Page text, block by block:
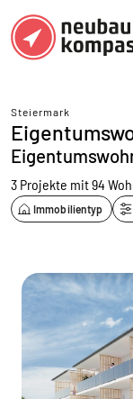
Steiermark
3 Projekte mit 94
Immobilientyp